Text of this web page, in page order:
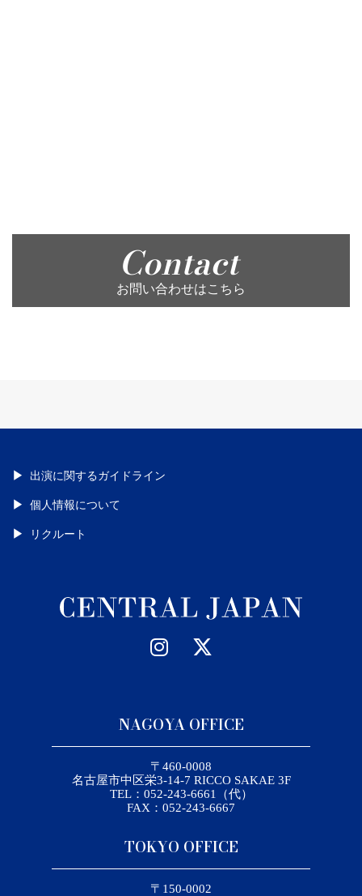
Contact
お問い合わせはこちら
出演に関するガイドライン
個人情報について
リクルート
NAGOYA OFFICE
〒460-0008
名古屋市中区栄3-14-7 RICCO SAKAE 3F
TEL：052-243-6661（代）
FAX：052-243-6667
TOKYO OFFICE
〒150-0002